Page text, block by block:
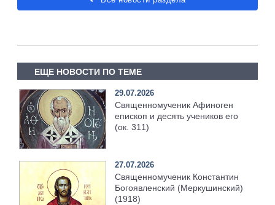
ЕЩЕ НОВОСТИ ПО ТЕМЕ
29.07.2026
Священномученик Афиноген
епископ и десять учеников его
(ок. 311)
27.07.2026
Священномученик Константин
Богоявленский (Меркушинский)
(1918)